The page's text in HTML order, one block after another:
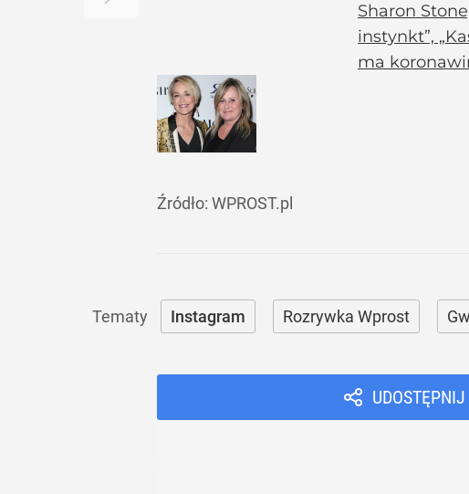
Sharon
instynkt”,
ma
Źródło: WPROST.pl
Instagram Rozrywka Wprost
UDOSTĘPNIJ